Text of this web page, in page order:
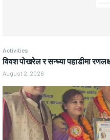
Activities
विवश पोखरेल र सन्ध्या पहाडीमा
August 2, 2026